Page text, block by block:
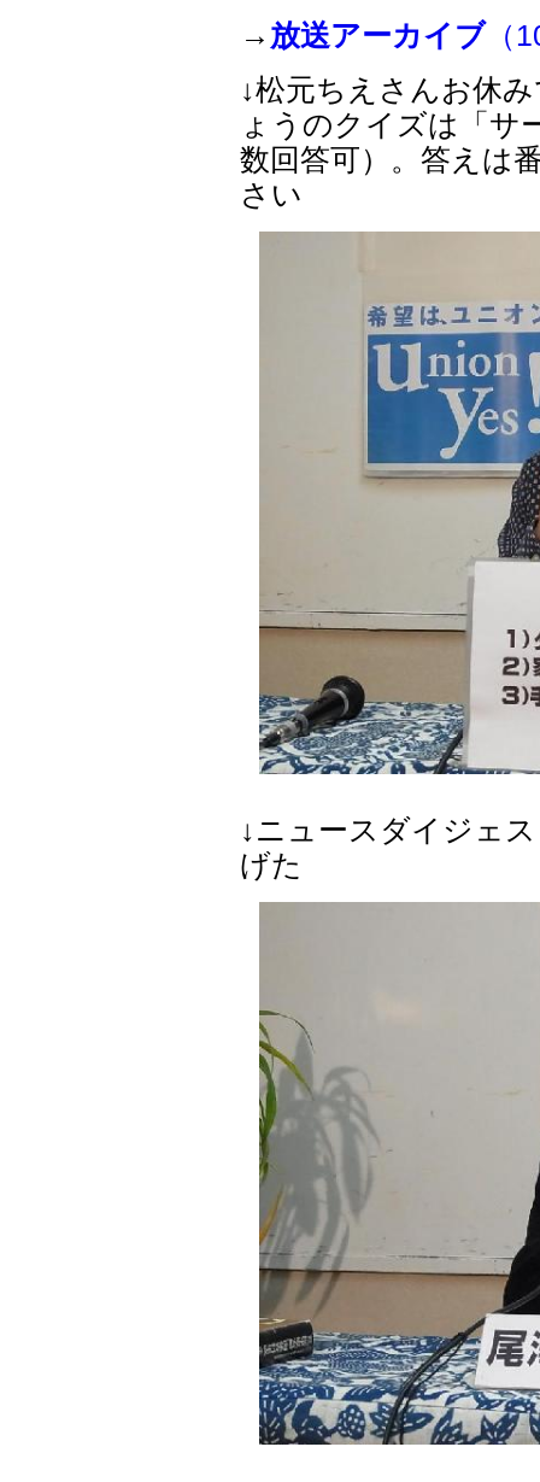
→ 放送アーカイブ（
↓松元ちえさんお休
ょうのクイズは「サ
数回答可）。答えは
さい
↓ニュースダイジェ
げた